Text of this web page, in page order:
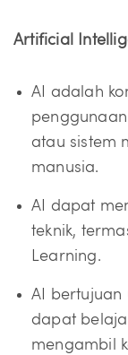
Artificial
AI adalah
atau sistem
manusia.
AI dapat
teknik,
Learning.
AI bertujuan
dapat
mengambil